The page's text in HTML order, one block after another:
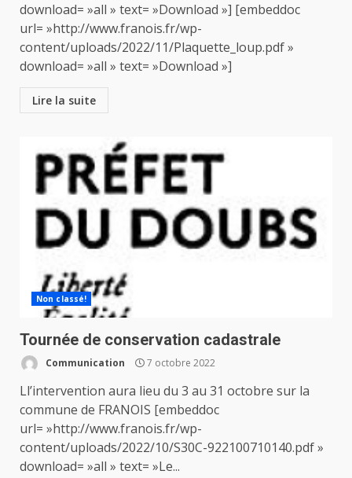
download= »all » text= »Download »] [embeddoc
url= »http://www.franois.fr/wp-
content/uploads/2022/11/Plaquette_loup.pdf »
download= »all » text= »Download »]
Lire la suite
Non classé!
Tournée de conservation cadastrale
Communication 7 octobre 2022
Ll’intervention aura lieu du 3 au 31 octobre sur la
commune de FRANOIS [embeddoc
url= »http://www.franois.fr/wp-
content/uploads/2022/10/S30C-922100710140.pdf »
download= »all » text= »Le...